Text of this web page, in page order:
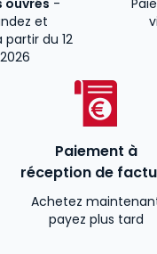
ouvrés -
et
du 12
Paiement à
réception de
Achetez
payez plus tard